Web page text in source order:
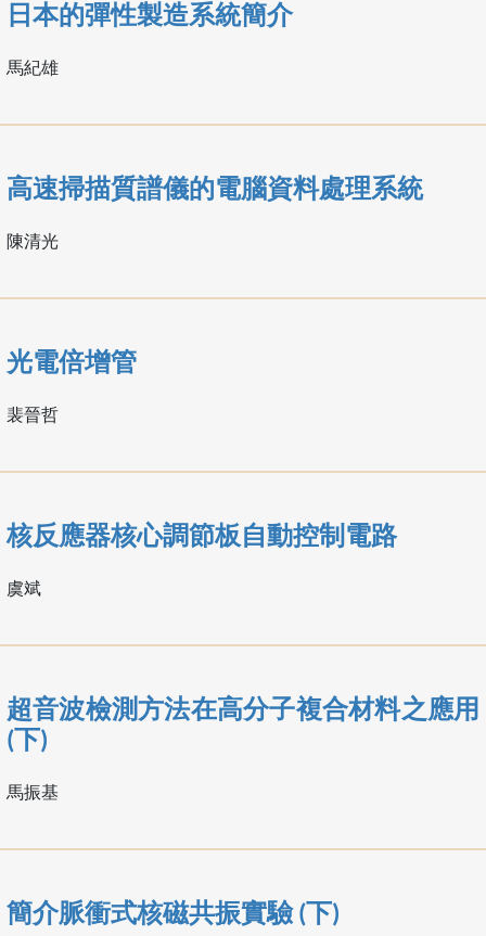
日本的彈性製造系統簡介
馬紀雄
高速掃描質譜儀的電腦資料處理系統
陳清光
光電倍增管
裴晉哲
核反應器核心調節板自動控制電路
虞斌
超音波檢測方法在高分子複合材料之應用
(下)
馬振基
簡介脈衝式核磁共振實驗 (下)